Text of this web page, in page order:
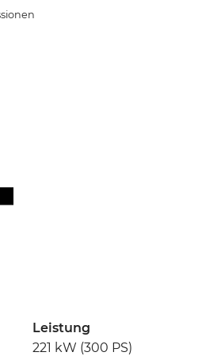
Leistung
221 kW (300 PS)